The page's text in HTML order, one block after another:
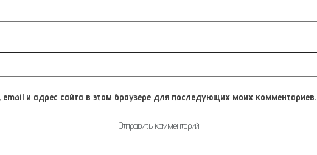
email и адрес сайта в этом браузере для последующих моих комментариев.